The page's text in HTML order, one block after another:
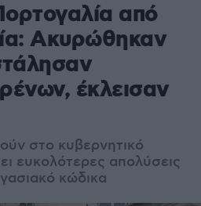
από
Ακυρώθηκαν
έκλεισαν
στο κυβερνητικό
ευκολότερες απολύσεις
κώδικα